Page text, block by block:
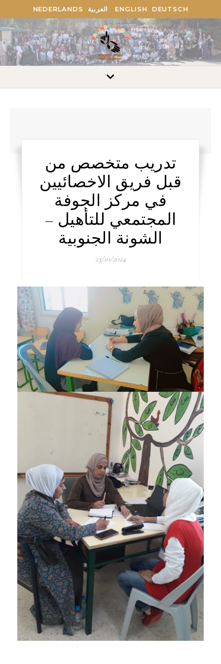
DEUTSCH
ENGLISH العربية NEDERLANDS
تدريب متخصص من
قبل فريق الاخصائيين
في مركز الجوفة
المجتمعي للتأهيل –
الشونة الجنوبية
23/10/2024